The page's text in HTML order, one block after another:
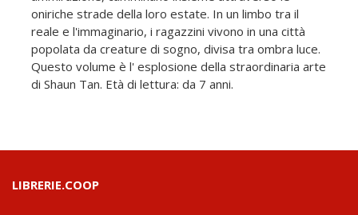
oniriche strade della loro estate. In un limbo tra il
reale e l'immaginario, i ragazzini vivono in una città
popolata da creature di sogno, divisa tra ombra luce.
Questo volume è l' esplosione della straordinaria arte
di Shaun Tan. Età di lettura: da 7 anni.
LIBRERIE.COOP